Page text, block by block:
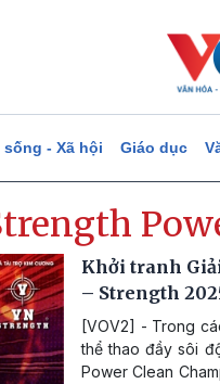
- Xã hội Giáo dục
Khởi tranh
– Strength
[VOV2] - Trong
thể thao đầy sôi
Power Clean